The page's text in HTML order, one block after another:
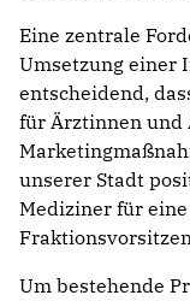
Eine zentrale
Umsetzung einer
entscheidend,
für Ärztinnen und
unserer Stadt
Mediziner für
Um bestehende